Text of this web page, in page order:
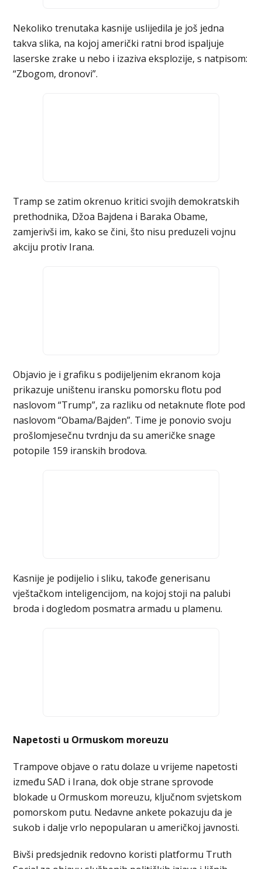
Nekoliko trenutaka kasnije uslijedila je još jedna
takva slika, na kojoj američki ratni brod ispaljuje
laserske zrake u nebo i izaziva eksplozije, s natpisom:
“Zbogom, dronovi”.
Tramp se zatim okrenuo kritici svojih demokratskih
prethodnika, Džoa Bajdena i Baraka Obame,
zamjerivši im, kako se čini, što nisu preduzeli vojnu
akciju protiv Irana.
Objavio je i grafiku s podijeljenim ekranom koja
prikazuje uništenu iransku pomorsku flotu pod
naslovom “Trump”, za razliku od netaknute flote pod
naslovom “Obama/Bajden”. Time je ponovio svoju
prošlomjesečnu tvrdnju da su američke snage
potopile 159 iranskih brodova.
Kasnije je podijelio i sliku, takođe generisanu
vještačkom inteligencijom, na kojoj stoji na palubi
broda i dogledom posmatra armadu u plamenu.
Napetosti u Ormuskom moreuzu
Trampove objave o ratu dolaze u vrijeme napetosti
između SAD i Irana, dok obje strane sprovode
blokade u Ormuskom moreuzu, ključnom svjetskom
pomorskom putu. Nedavne ankete pokazuju da je
sukob i dalje vrlo nepopularan u američkoj javnosti.
Bivši predsjednik redovno koristi platformu Truth